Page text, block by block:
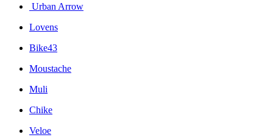
Urban Arrow
Lovens
Bike43
Moustache
Muli
Chike
Veloe